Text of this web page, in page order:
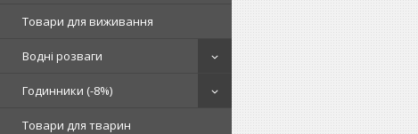
Товари для виживання
Водні розваги
Годинники (-8%)
Товари для тварин